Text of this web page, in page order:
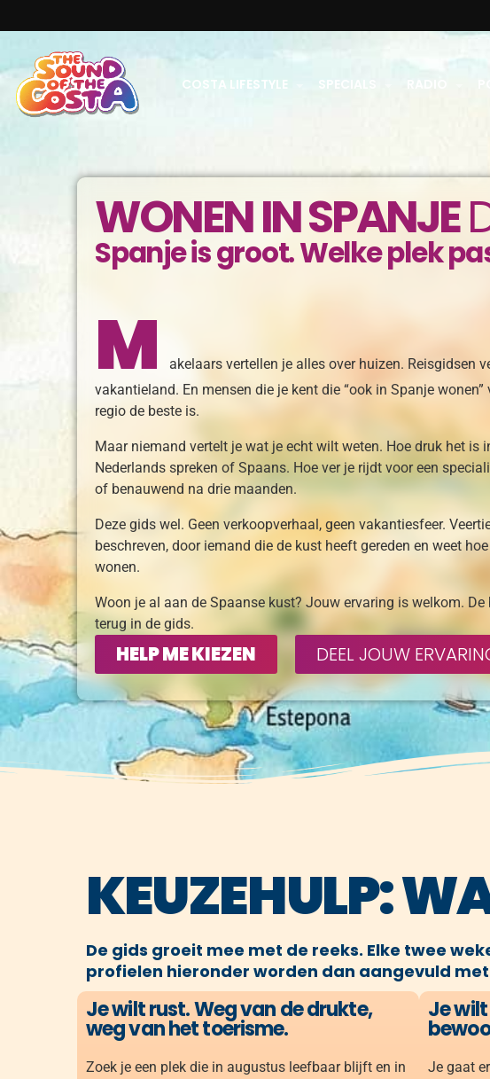
COSTA LIFESTYLE SPECIALS
WONEN IN SPANJE
Spanje is groot. Welke plek
M
akelaars vertellen je alles over huizen. Reisgidsen
vakantieland. En mensen die je kent die “ook in Spanje
regio de beste is.
Maar niemand vertelt je wat je echt wilt weten. Hoe druk het is
Nederlands spreken of Spaans. Hoe ver je rijdt voor een
of benauwend na drie maanden.
Deze gids wel. Geen verkoopverhaal, geen vakantiesfeer.
beschreven, door iemand die de kust heeft gereden en weet
wonen.
Woon je al aan de Spaanse kust? Jouw ervaring is welkom.
terug in de gids.
HELP ME KIEZEN DEEL JOUW
KEUZEHULP:
De gids groeit mee met de reeks. Elke twee
profielen hieronder worden dan aangevuld met
Je wilt rust. Weg van de drukte,
weg van het toerisme.
Zoek je een plek die in augustus leefbaar blijft en in
Je
Je gaat